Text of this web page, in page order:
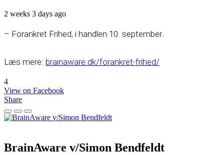
2 weeks 3 days ago
– Forankret Frihed, i handlen 10. september.
Læs mere: brainaware.dk/forankret-frihed/
4
View on Facebook
Share
BrainAware v/Simon Bendfeldt